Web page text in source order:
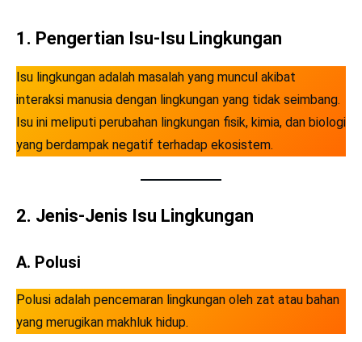
1. Pengertian Isu-Isu Lingkungan
Isu lingkungan adalah masalah yang muncul akibat
interaksi manusia dengan lingkungan yang tidak seimbang.
Isu ini meliputi perubahan lingkungan fisik, kimia, dan biologi
yang berdampak negatif terhadap ekosistem.
2. Jenis-Jenis Isu Lingkungan
A. Polusi
Polusi adalah pencemaran lingkungan oleh zat atau bahan
yang merugikan makhluk hidup.